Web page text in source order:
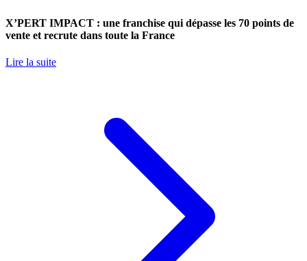
X’PERT IMPACT : une franchise qui dépasse les 70 points de
vente et recrute dans toute la France
Lire la suite